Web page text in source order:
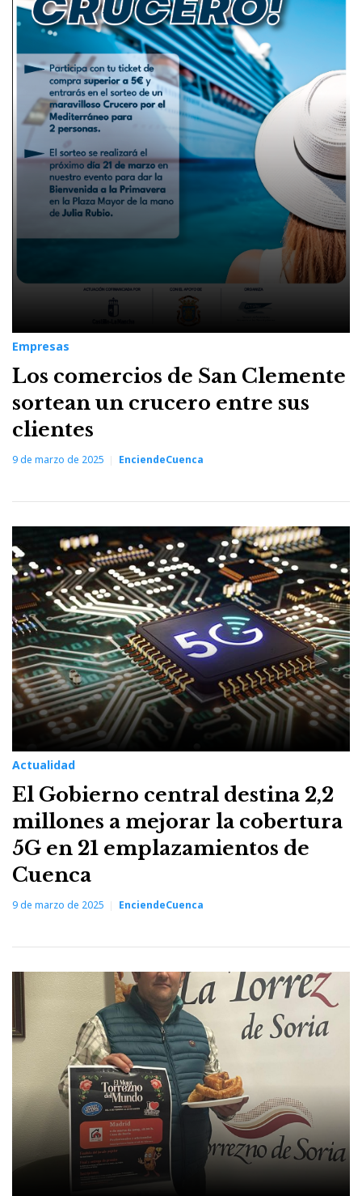
Empresas
Los comercios de San Clemente
sortean un crucero entre sus
clientes
9 de marzo de 2025 EnciendeCuenca
Actualidad
El Gobierno central destina 2,2
millones a mejorar la cobertura
5G en 21 emplazamientos de
Cuenca
9 de marzo de 2025 EnciendeCuenca